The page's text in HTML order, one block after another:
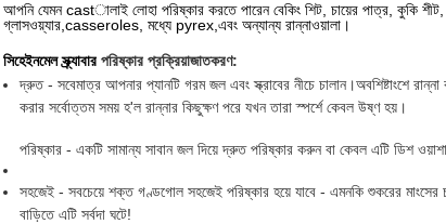
আপনি যেমন castালাই লোহা পরিষ্কার করতে পারেনবেকিং শিট, চায়ের পাত্র, কুকি
গ্লাসওয়্যার, casseroles, মধ্যে pyrex, এবং অন্যান্য রান্নাওয়ালা।
সিহেইনমেল স্ক্র্যাবার পরিষ্কার প্রক্রিয়াজাতকরণ:
দ্রুত - সবেমাত্র আপনার প্যানটি গরম জল এবং স্ক্রাবের নীচে চালান।অবশিষ্টাংশে
করার সর্বোত্তম সময় হ'ল রান্নার কিছুক্ষণ পরে যখন তারা স্পর্শে কেবল উষ্ণ হয়।
পরিষ্কার - একটি সামান্য সাবান জল দিয়ে দ্রুত পরিষ্কার করুন বা কেবল এটি ডিশ
সহজেই - সবচেয়ে শক্ত গণ্ডগোল সহজেই পরিষ্কার হয়ে যাবে - এমনকি শুকরের
বাড়িতে এটি সর্বদা ঘটে!